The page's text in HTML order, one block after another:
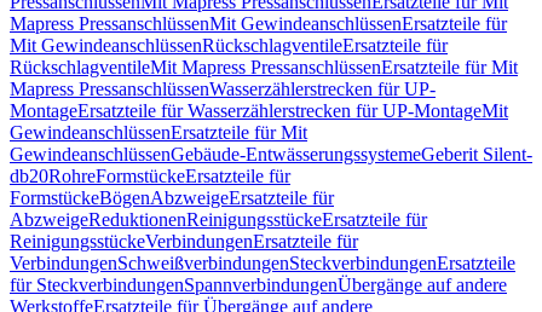
Mapress PressanschlüssenMit GewindeanschlüssenErsatzteile für
Mit GewindeanschlüssenRückschlagventileErsatzteile für
RückschlagventileMit Mapress PressanschlüssenErsatzteile für Mit
Mapress PressanschlüssenWasserzählerstrecken für UP-
MontageErsatzteile für Wasserzählerstrecken für UP-MontageMit
GewindeanschlüssenErsatzteile für Mit
GewindeanschlüssenGebäude-EntwässerungssystemeGeberit Silent-
db20RohreFormstückeErsatzteile für
FormstückeBögenAbzweigeErsatzteile für
AbzweigeReduktionenReinigungsstückeErsatzteile für
ReinigungsstückeVerbindungenErsatzteile für
VerbindungenSchweißverbindungenSteckverbindungenErsatzteile
für SteckverbindungenSpannverbindungenÜbergänge auf andere
WerkstoffeErsatzteile für Übergänge auf andere